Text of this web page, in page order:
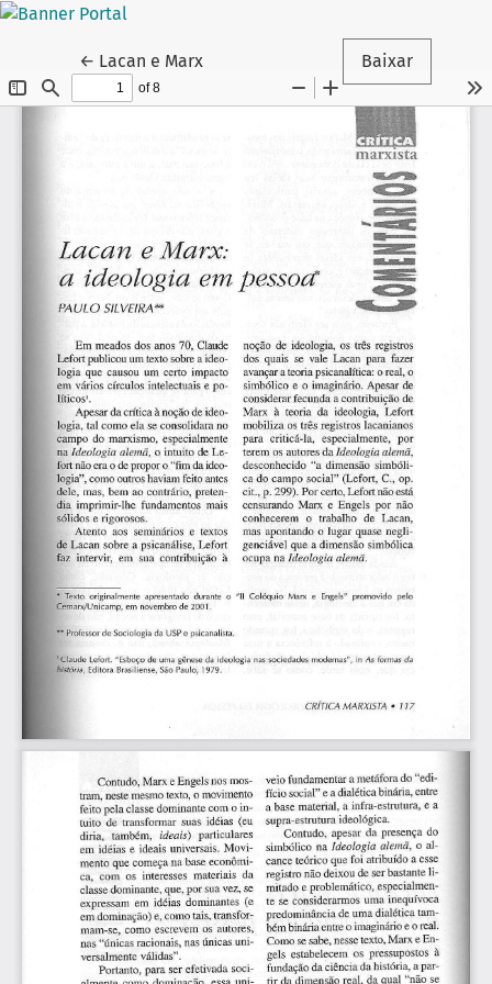
← Voltar aos Detalhes do Artigo
Lacan e Marx Baixar